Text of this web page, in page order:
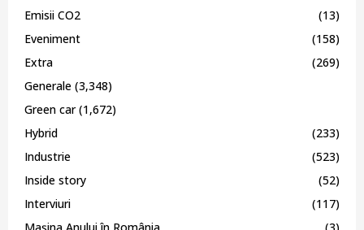
Emisii CO2
(13)
Eveniment
(158)
Extra
(269)
Generale (3,348)
Green car(1,672)
Hybrid
(233)
Industrie
(523)
Inside story
(52)
Interviuri
(117)